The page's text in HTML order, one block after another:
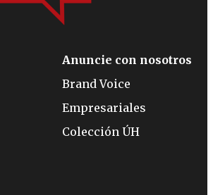
Anuncie con nosotros
Brand Voice
Empresariales
Colección ÚH